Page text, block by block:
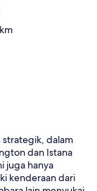
strategik, dalam
dan Istana
juga hanya
kenderaan dari